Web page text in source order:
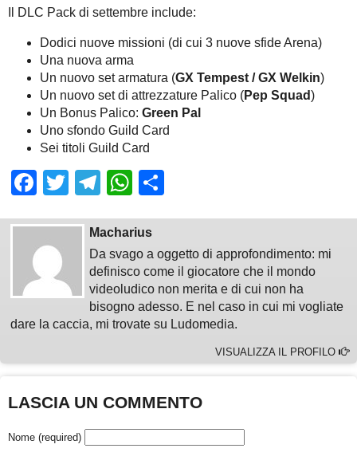
Il DLC Pack di settembre include:
Dodici nuove missioni (di cui 3 nuove sfide Arena)
Una nuova arma
Un nuovo set armatura (GX Tempest / GX Welkin)
Un nuovo set di attrezzature Palico (Pep Squad)
Un Bonus Palico: Green Pal
Uno sfondo Guild Card
Sei titoli Guild Card
Facebook
TwitterTelegram
WhatsApp
Macharius
Da svago a oggetto di approfondimento: mi
definisco come il giocatore che il mondo
videoludico non merita e di cui non ha
bisogno adesso. E nel caso in cui mi vogliate
dare la caccia, mi trovate su Ludomedia.
VISUALIZZA IL PROFILO
LASCIA UN COMMENTO
Nome (required)